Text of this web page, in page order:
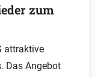
zum
attraktive
Das Angebot